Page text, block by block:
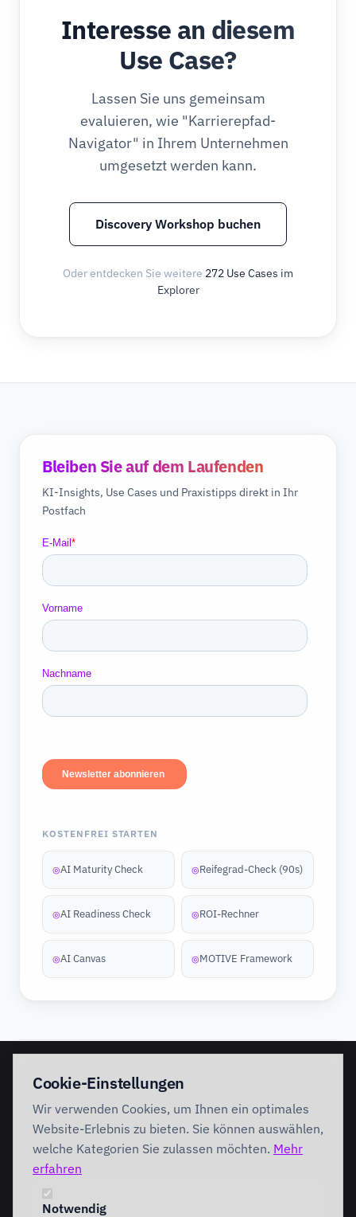
Interesse an diesem
Use Case?
Lassen Sie uns gemeinsam
evaluieren, wie "Karrierepfad-
Navigator" in Ihrem Unternehmen
umgesetzt werden kann.
Discovery Workshop buchen
Oder entdecken Sie weitere 272 Use Cases im
Explorer
Bleiben Sie auf dem Laufenden
KI-Insights, Use Cases und Praxistipps direkt in Ihr
Postfach
KOSTENFREI STARTEN
◎AI Maturity Check ◎Reifegrad-Check (90s)
◎AI Readiness Check ◎ROI-Rechner
◎AI Canvas ◎MOTIVE Framework
Discovery Workshop
Förderung
INTERVENTION
AI Intervention
AI Governance
Foundation
Performing
Branchenlösungen
Cookie-Einstellungen
Wir verwenden Cookies, um Ihnen ein optimales
Website-Erlebnis zu bieten. Sie können auswählen,
welche Kategorien Sie zulassen möchten. Mehr
erfahren
Notwendig